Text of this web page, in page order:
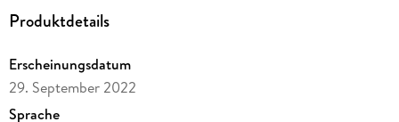
Produktdetails
Erscheinungsdatum
29. September 2022
Sprache